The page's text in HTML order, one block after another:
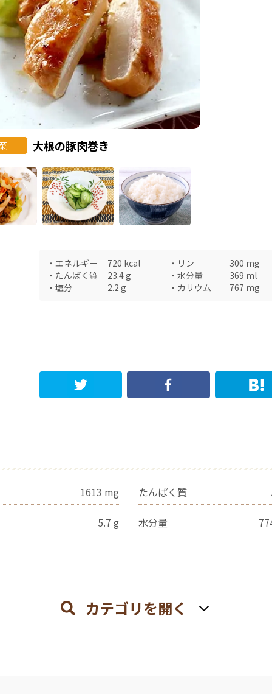
大根の豚肉巻き
・ エネルギー 720 kcal ・ リン 300 mg
・ たんぱく質 23.4g ・ 水分量 369 ml
・ 塩分 2.2 g ・ カリウム 767 mg
1613 mg たんぱく質
5.7 g 水分量
カテゴリを開く